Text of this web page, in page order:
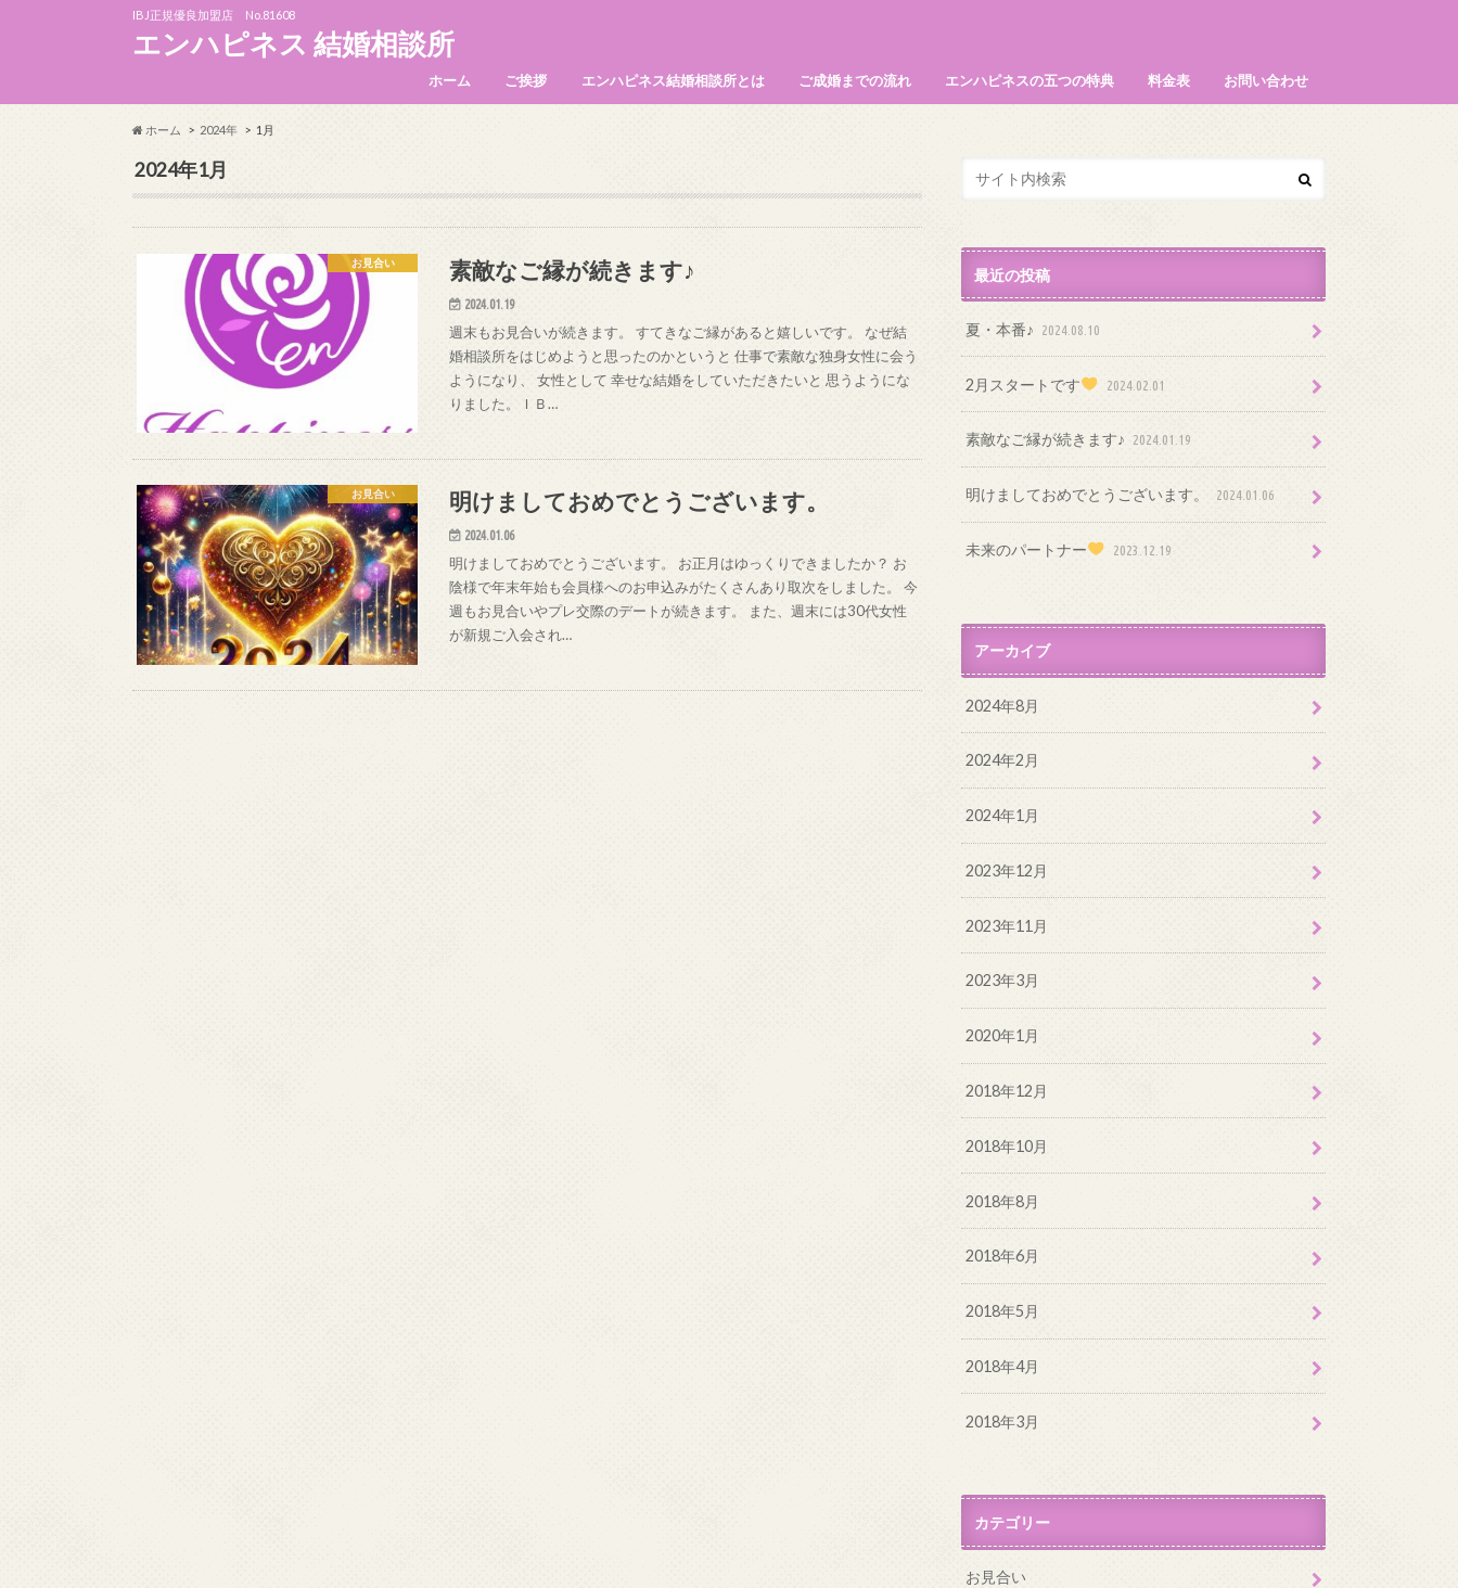
IBJ正規優良加盟店 No.81608
エンハピネス 結婚相談所
ホーム ご挨拶 エンハピネス結婚相談所とは ご成婚までの流れ エンハピネスの五つの特典 料金表 お問い合わせ
ホーム 2024年 1月
2024年1月
お見合い 素敵なご縁が続きます♪
2024.01.19
週末もお見合いが続きます。 すてきなご縁があると嬉しいです。 なぜ結
婚相談所をはじめようと思ったのかというと 仕事で素敵な独身女性に会う
ようになり、 女性として 幸せな結婚をしていただきたいと 思うようにな
りました。ＩＢ…
お見合い 明けましておめでとうございます。
2024.01.06
明けましておめでとうございます。 お正月はゆっくりできましたか？ お
陰様で年末年始も会員様へのお申込みがたくさんあり取次をしました。 今
週もお見合いやプレ交際のデートが続きます。 また、週末には30代女性
が新規ご入会され…
最近の投稿
夏・本番♪ 2024.08.10
2月スタートです 2024.02.01
素敵なご縁が続きます♪ 2024.01.19
明けましておめでとうございます。 2024.01.06
未来のパートナー 2023.12.19
アーカイブ
2024年8月
2024年2月
2024年1月
2023年12月
2023年11月
2023年3月
2020年1月
2018年12月
2018年10月
2018年8月
2018年6月
2018年5月
2018年4月
2018年3月
カテゴリー
お見合い